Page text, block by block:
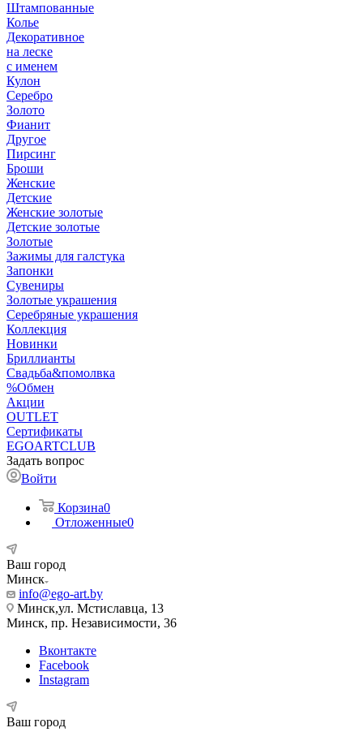
Штампованные
Колье
Декоративное
на леске
с именем
Кулон
Серебро
Золото
Фианит
Другое
Пирсинг
Броши
Женские
Детские
Женские золотые
Детские золотые
Золотые
Зажимы для галстука
Запонки
Сувениры
Золотые украшения
Серебряные украшения
Коллекция
Новинки
Бриллианты
Свадьба&помолвка
%Обмен
Акции
OUTLET
Сертификаты
EGOARTCLUB
Задать вопрос
Войти
Корзина0
Отложенные0
Ваш город
Минск
info@ego-art.by
Минск,ул. Мстиславца, 13
Минск, пр. Независимости, 36
Вконтакте
Facebook
Instagram
Ваш город